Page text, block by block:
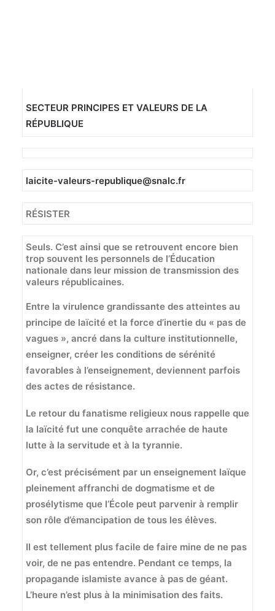
SECTEUR PRINCIPES ET VALEURS DE LA
RÉPUBLIQUE
laicite-valeurs-republique@snalc.fr
RÉSISTER
Seuls. C’est ainsi que se retrouvent encore bien
trop souvent les personnels de l’Éducation
nationale dans leur mission de transmission des
valeurs républicaines.
Entre la virulence grandissante des atteintes au
principe de laïcité et la force d’inertie du « pas de
vagues », ancré dans la culture institutionnelle,
enseigner, créer les conditions de sérénité
favorables à l’enseignement, deviennent parfois
des actes de résistance.
Le retour du fanatisme religieux nous rappelle que
la laïcité fut une conquête arrachée de haute
lutte à la servitude et à la tyrannie.
Or, c’est précisément par un enseignement laïque
pleinement affranchi de dogmatisme et de
prosélytisme que l’École peut parvenir à remplir
son rôle d’émancipation de tous les élèves.
Il est tellement plus facile de faire mine de ne pas
voir, de ne pas entendre. Pendant ce temps, la
propagande islamiste avance à pas de géant.
L’heure n’est plus à la minimisation des faits.